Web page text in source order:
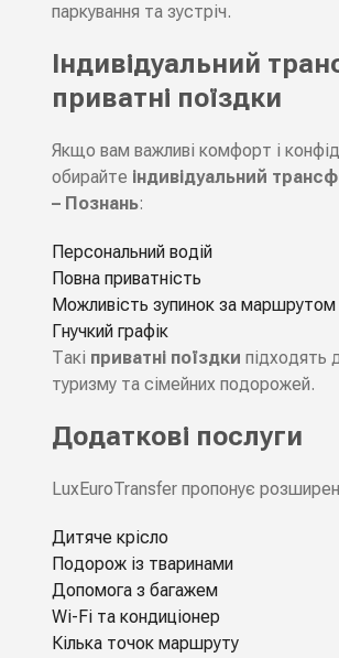
паркування та зустріч.
Індивідуальний
приватні поїздки
Якщо вам важливі комфорт і
обирайте індивідуальний
– Познань:
Персональний водій
Повна приватність
Можливість зупинок за маршрутом
Гнучкий графік
Такі приватні поїздки підходять
туризму та сімейних подорожей.
Додаткові послуги
LuxEuroTransfer пропонує
Дитяче крісло
Подорож із тваринами
Допомога з багажем
Wi-Fi та кондиціонер
Кілька точок маршруту